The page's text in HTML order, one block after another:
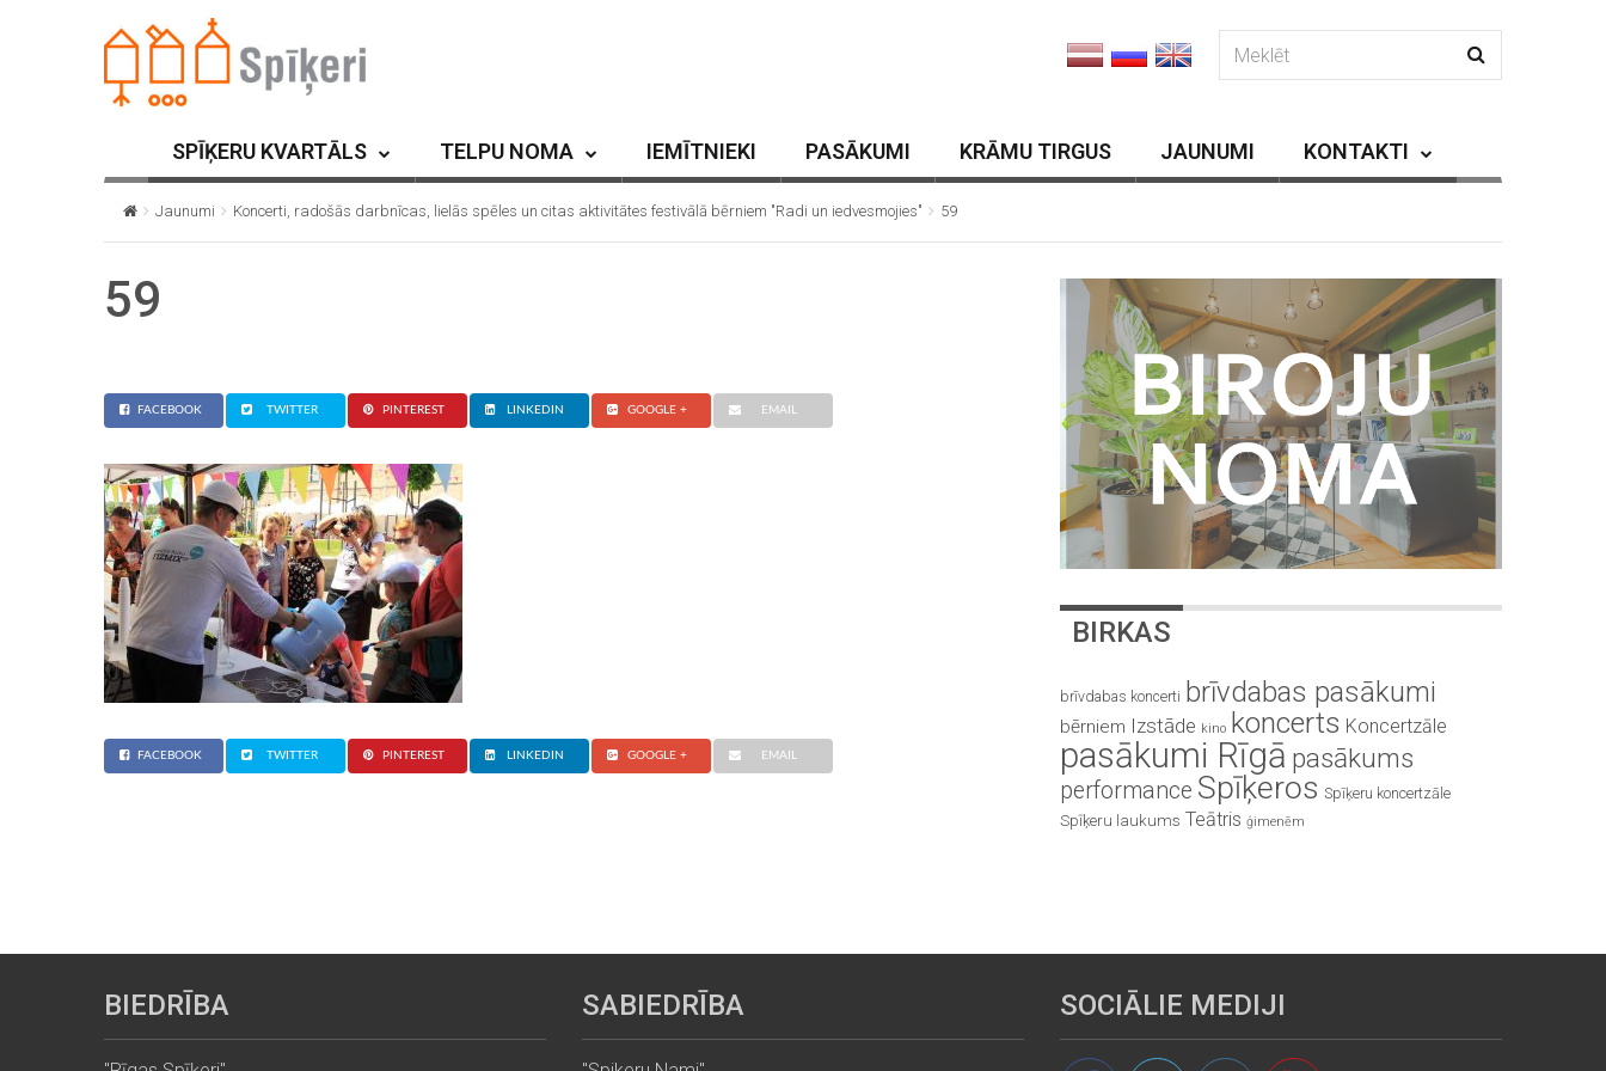
SPĪĶERU KVARTĀLS TELPU NOMA IEMĪTNIEKI PASĀKUMI KRĀMU TIRGUS JAUNUMI KONTAKTI
Jaunumi Koncerti, radošās darbnīcas, lielās spēles un citas aktivitātes festivālā bērniem "Radi un iedvesmojies" 59
59
FACEBOOK TWITTER PINTEREST LINKEDIN GOOGLE + EMAIL
FACEBOOK TWITTER PINTEREST LINKEDIN GOOGLE + EMAIL
BIRKAS
brīvdabas koncerti brīvdabas pasākumi
bērniem Izstāde kino koncerts Koncertzāle
pasākumi Rīgā pasākums
performance Spīķeros Spīķeru koncertzāle
Spīķeru laukums Teātris ģimenēm
BIEDRĪBA SABIEDRĪBA SOCIĀLIE MEDIJI